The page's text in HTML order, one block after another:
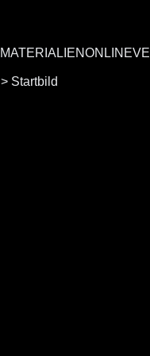
MATERIALIEN
> Startbild